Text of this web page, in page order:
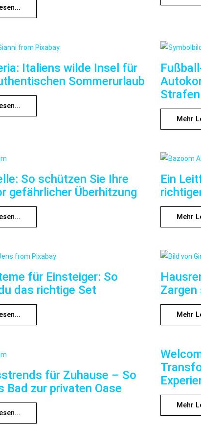
Italiens wilde Insel für
Sommerurlaub
Mehr
So schützen Sie Ihre
gefährlicher Überhitzung
Ein
Mehr
für Einsteiger: So
das richtige Set
Mehr
für Zuhause – So
Bad zur privaten Oase
Mehr